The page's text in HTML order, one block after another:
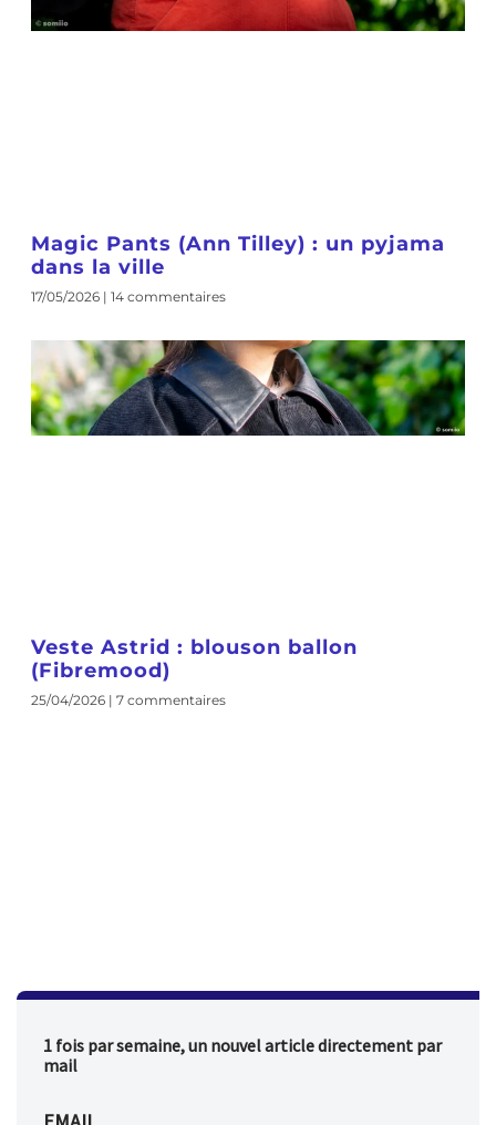
Magic Pants (Ann Tilley) : un pyjama
dans la ville
17/05/2026 14 commentaires
Veste Astrid : blouson ballon
(Fibremood)
25/04/2026 7 commentaires
1 fois par semaine, un nouvel article directement par
mail